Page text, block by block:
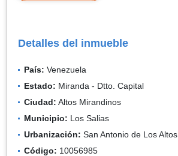
Detalles del inmueble
País: Venezuela
Estado: Miranda - Dtto. Capital
Ciudad: Altos Mirandinos
Municipio: Los Salias
Urbanización: San Antonio de Los Altos
Código: 10056985